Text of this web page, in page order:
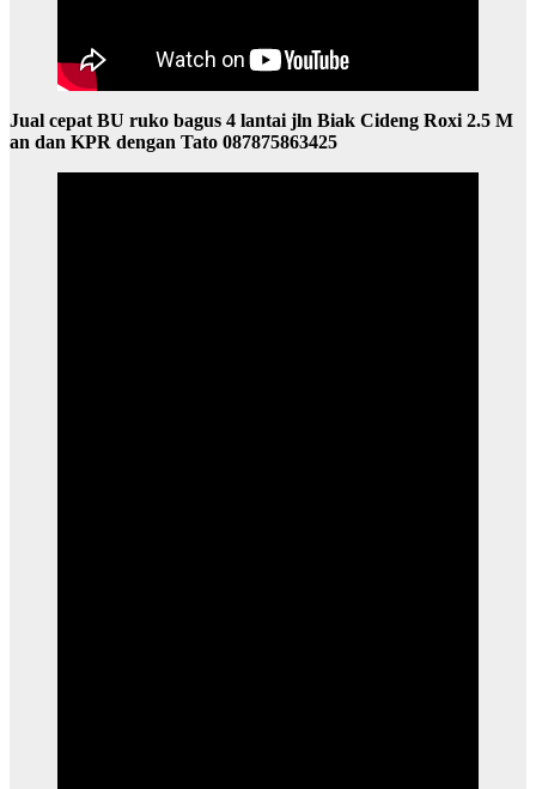
Jual cepat BU ruko bagus 4 lantai jln Biak Cideng Roxi 2.5 M
an dan KPR dengan Tato 087875863425